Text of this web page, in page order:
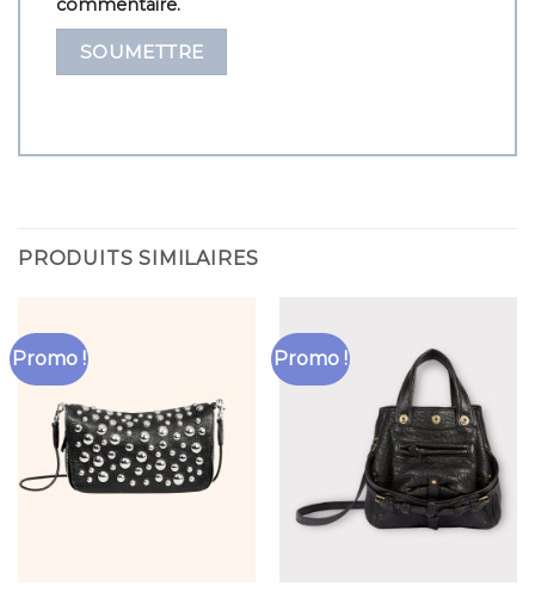
commentaire.
PRODUITS SIMILAIRES
Promo ! Promo !